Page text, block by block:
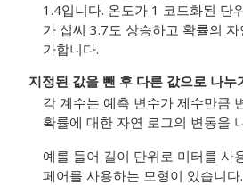
1.4입니다. 온도가 1 코드화된 단
가 섭씨 3.7도 상승하고 확률의
가합니다.
지정된 값을 뺀 후 다른 값으로 나누
각 계수는 예측 변수가 제수만큼
확률에 대한 자연 로그의 변동을
예를 들어 길이 단위로 미터를 사
페어를 사용하는 모형이 있습니